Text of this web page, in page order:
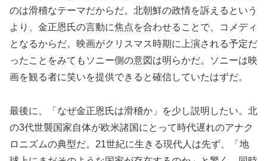
のは滑稽なテーマだからだ。北朝鮮の政情を訴えるという
より、金正恩氏の言動に焦点を合わせることで、コメディ
となるからだ。映画がクリスマス時期に上演される予定だ
ったことをみてもソニー側の意図は明らかだ。ソニーは映
画を観る者に笑いを提供できると確信していたはずだ。
最後に、「なぜ金正恩氏は滑稽か」を少し説明したい。北
の3代世襲国家自体が欧米諸国にとって時代遅れのアナク
ロニズムの典型だ。21世紀に生きる現代人は先ず、「地